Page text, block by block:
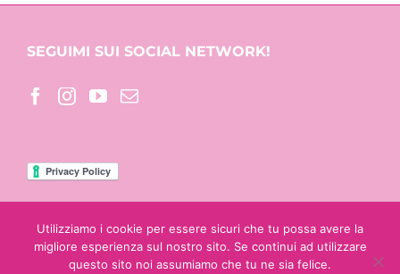
SEGUIMI SUI SOCIAL NETWORK!
Utilizziamo i cookie per essere sicuri che tu possa avere la
migliore esperienza sul nostro sito. Se continui ad utilizzare
questo sito noi assumiamo che tu ne sia felice.